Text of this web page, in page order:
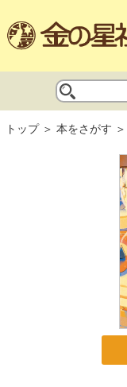
トップ 本をさがす